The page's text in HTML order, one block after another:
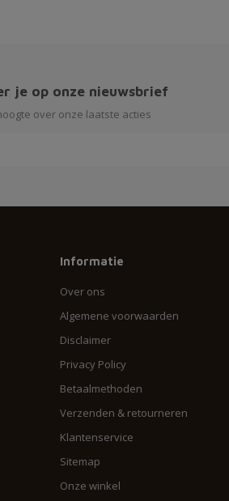
je op onze nieuwsbrief
over onze laatste acties
Informatie
Over ons
Algemene voorwaarden
Disclaimer
Privacy Policy
Betaalmethoden
Verzenden & retourneren
Klantenservice
Sitemap
Onze winkel